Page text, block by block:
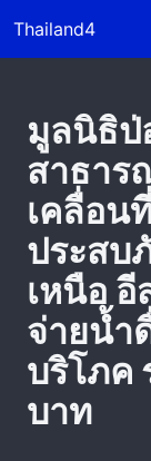
Thailand4
มูลนิธิป่
สาธา
เคลื่อน
ประสบ
เหนือ
จ่ายน้ำ
บริโภค
บาท